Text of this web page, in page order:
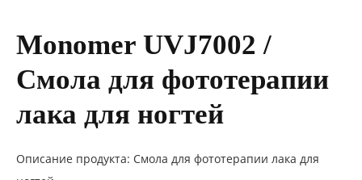
Monomer UVJ7002 /
Смола для фототерапии
лака для ногтей
Описание продукта: Смола для фототерапии лака для